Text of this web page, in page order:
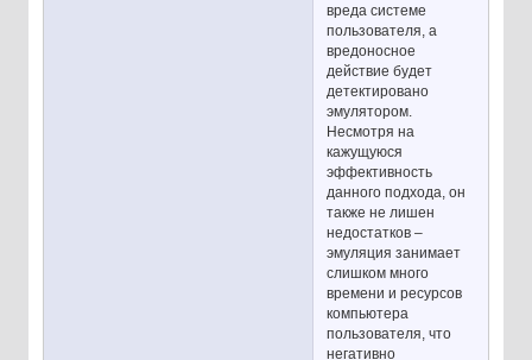
вреда системе
пользователя, а
вредоносное
действие будет
детектировано
эмулятором.
Несмотря на
кажущуюся
эффективность
данного подхода, он
также не лишен
недостатков –
эмуляция занимает
слишком много
времени и ресурсов
компьютера
пользователя, что
негативно